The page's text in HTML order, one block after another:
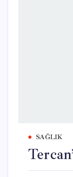
SAĞLIK